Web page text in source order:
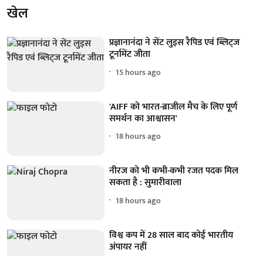
खेल
प्रज्ञानानंदा ने सेंट लुइस रैपिड एवं ब्लिट्ज
टूर्नामेंट जीता
15 hours ago
'AIFF को भारत-ब्राजील मैच के लिए पूर्ण
समर्थन का आश्वासन'
18 hours ago
नीरज को भी कभी-कभी रजत पदक मिल
सकता है : सुमारीवाला
18 hours ago
विश्व कप में 28 साल बाद कोई भारतीय
अंपायर नहीं